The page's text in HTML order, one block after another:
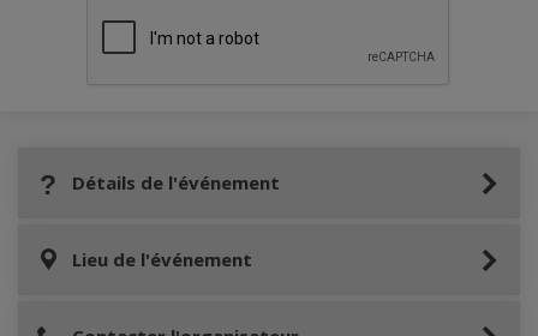
Détails de l'événement
Lieu de l'événement